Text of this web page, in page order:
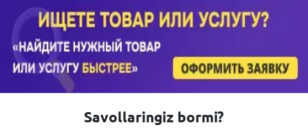
Savollaringiz bormi?